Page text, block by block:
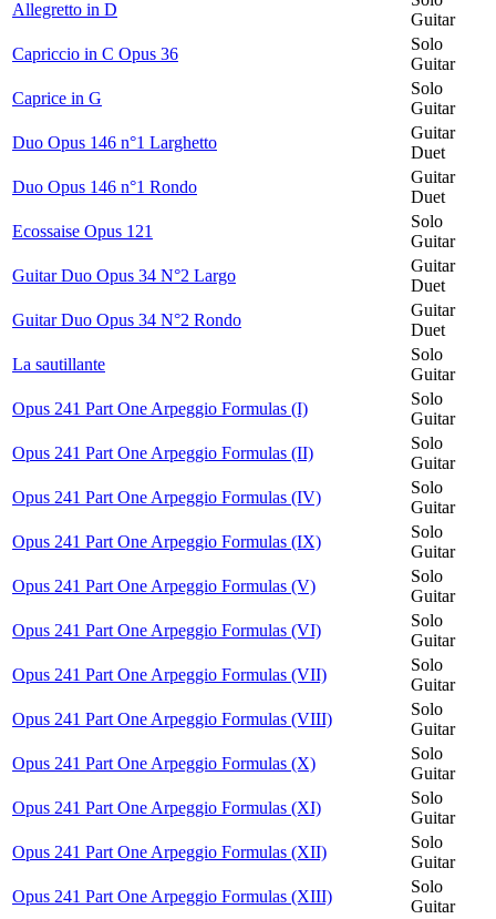
Allegretto in D
Guitar
Capriccio in C Opus 36
Solo
Guitar
Caprice in G
Solo
Guitar
Duo Opus 146 n°1 Larghetto
Guitar
Duet
Duo Opus 146 n°1 Rondo
Guitar
Duet
Ecossaise Opus 121
Solo
Guitar
Guitar Duo Opus 34 N°2 Largo
Guitar
Duet
Guitar Duo Opus 34 N°2 Rondo
Guitar
Duet
La sautillante
Solo
Guitar
Opus 241 Part One Arpeggio Formulas (I)
Solo
Guitar
Opus 241 Part One Arpeggio Formulas (II)
Solo
Guitar
Opus 241 Part One Arpeggio Formulas (IV)
Solo
Guitar
Opus 241 Part One Arpeggio Formulas (IX)
Solo
Guitar
Opus 241 Part One Arpeggio Formulas (V)
Solo
Guitar
Opus 241 Part One Arpeggio Formulas (VI)
Solo
Guitar
Opus 241 Part One Arpeggio Formulas (VII)
Solo
Guitar
Opus 241 Part One Arpeggio Formulas (VIII)
Solo
Guitar
Opus 241 Part One Arpeggio Formulas (X)
Solo
Guitar
Opus 241 Part One Arpeggio Formulas (XI)
Solo
Guitar
Opus 241 Part One Arpeggio Formulas (XII)
Solo
Guitar
Opus 241 Part One Arpeggio Formulas (XIII)
Solo
Guitar